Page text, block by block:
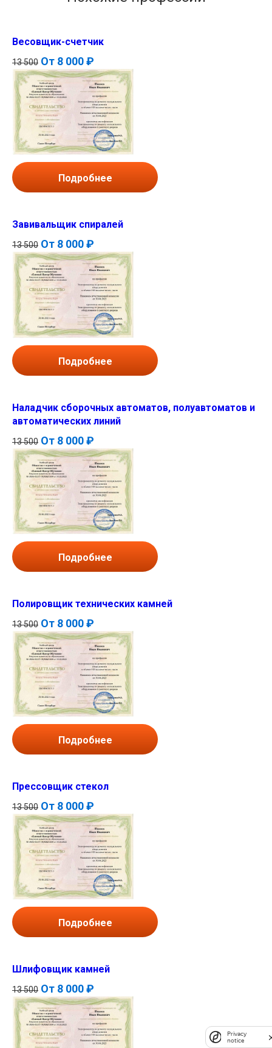
Весовщик-счетчик
13 500 От 8 000 ₽
Подробнее
Завивальщик спиралей
13 500 От 8 000 ₽
Подробнее
Наладчик сборочных автоматов, полуавтоматов и
автоматических линий
13 500 От 8 000 ₽
Подробнее
Полировщик технических камней
13 500 От 8 000 ₽
Подробнее
Прессовщик стекол
13 500 От 8 000 ₽
Подробнее
Шлифовщик камней
13 500 От 8 000 ₽
Privacy
notice